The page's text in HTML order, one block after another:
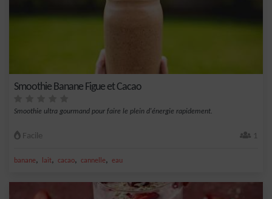
Smoothie Banane Figue et Cacao
Smoothie ultra gourmand pour faire le plein d'énergie rapidement.
Facile 1
banane, lait, cacao, cannelle, eau